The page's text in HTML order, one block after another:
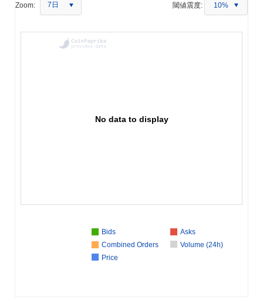
Zoom: 7日 閾値震度: 10%
No data to display
Bids
Asks
Combined Orders
Volume (24h)
Price